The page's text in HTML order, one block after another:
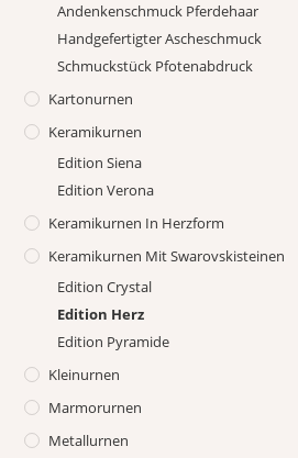
Andenkenschmuck Pferdehaar
Handgefertigter Ascheschmuck
Schmuckstück Pfotenabdruck
Kartonurnen
Keramikurnen
Edition Siena
Edition Verona
Keramikurnen In Herzform
Keramikurnen Mit Swarovskisteinen
Edition Crystal
Edition Herz
Edition Pyramide
Kleinurnen
Marmorurnen
Metallurnen